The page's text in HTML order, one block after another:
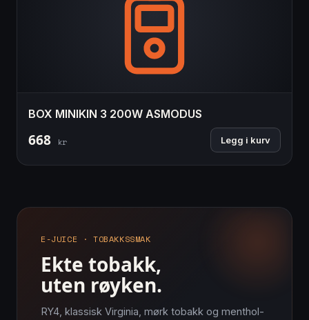
BOX MINIKIN 3 200W ASMODUS
668 kr Legg i kurv
E-JUICE · TOBAKKSSMAK
Ekte tobakk,
uten røyken.
RY4, klassisk Virginia, mørk tobakk og menthol-